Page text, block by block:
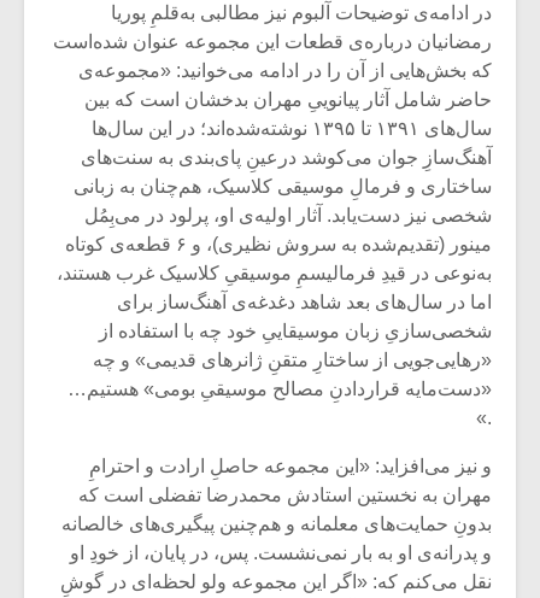
در ادامه‌ی توضیحات آلبوم نیز مطالبی به‌قلمِ پوریا
رمضانیان درباره‌ی قطعات این مجموعه عنوان شده‌است
که بخش‌هایی از آن را در ادامه می‌خوانید: «مجموعه‌ی
حاضر شامل آثار پیانوییِ مهران بدخشان است که بین
سال‌های ۱۳۹۱ تا ۱۳۹۵ نوشته‌شده‌اند؛ در این سال‌ها
آهنگ‌سازِ جوان می‌کوشد درعینِ پای‌بندی به سنت‌های
ساختاری و فرمالِ موسیقی کلاسیک، هم‌چنان به زبانی
شخصی نیز دست‌یابد. آثار اولیه‌ی او، پرلود در می‌بِمُل
مینور (تقدیم‌شده به سروش نظیری)، و ۶ قطعه‌ی کوتاه
به‌نوعی در قیدِ فرمالیسمِ موسیقیِ کلاسیک غرب هستند،
اما در سال‌های بعد شاهد دغدغه‌ی آهنگ‌ساز برای
شخصی‌سازیِ زبان موسیقاییِ خود چه با استفاده از
«رها‌یی‌جویی از ساختارِ متقنِ ژانرهای قدیمی» و چه
«دست‌مایه ‌قراردادنِ‌ مصالح موسیقیِ بومی» هستیم…
.»
و نیز می‌افزاید: «این مجموعه حاصلِ ارادت و احترامِ
مهران به نخستین استادش محمدرضا تفضلی است که
بدونِ حمایت‌های معلمانه و هم‌چنین پیگیری‌های خالصانه
و پدرانه‌ی او به بار نمی‌نشست‌. پس، در پایان، از خودِ او
نقل می‌کنم که: «اگر این مجموعه ولو لحظه‌ای در گوشِ
میکلوش روژا
یادداشتی بر موسیقی
متن فیلم «متری
شیش و نیم»
اگر نمی توانی
مشهورترین باشی،
دوره
موسیقی
موسیقی